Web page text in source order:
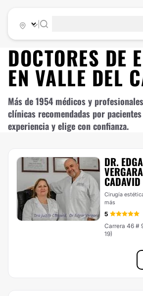
DOCTORES DE
EN VALLE DEL
Más de 1954 médicos y
clínicas recomendadas por
experiencia y elige con confianza.
DR.
CADAVID
Cirugía
más
5
Carrera 46 #
19)